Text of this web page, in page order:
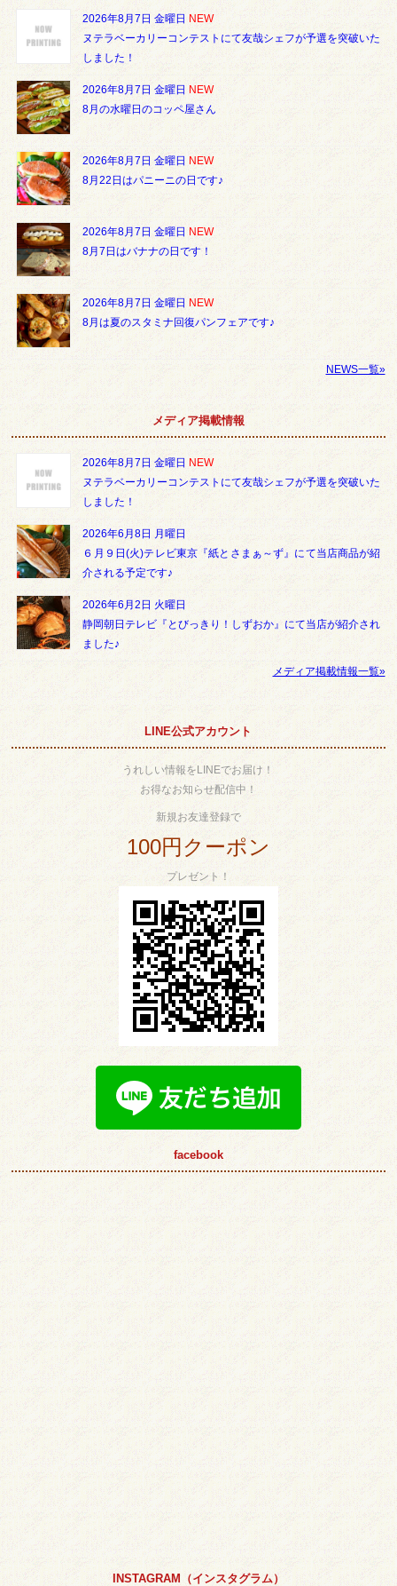
2026年8月7日 金曜日 NEW
ヌテラベーカリーコンテストにて友哉シェフが予選を突破いた
しました！
2026年8月7日 金曜日 NEW
8月の水曜日のコッペ屋さん
2026年8月7日 金曜日 NEW
8月22日はパニーニの日です♪
2026年8月7日 金曜日 NEW
8月7日はバナナの日です！
2026年8月7日 金曜日 NEW
8月は夏のスタミナ回復パンフェアです♪
NEWS一覧»
メディア掲載情報
2026年8月7日 金曜日 NEW
ヌテラベーカリーコンテストにて友哉シェフが予選を突破いた
しました！
2026年6月8日 月曜日
６月９日(火)テレビ東京『紙とさまぁ～ず』にて当店商品が紹
介される予定です♪
2026年6月2日 火曜日
静岡朝日テレビ『とびっきり！しずおか』にて当店が紹介され
ました♪
メディア掲載情報一覧»
LINE公式アカウント
うれしい情報をLINEでお届け！
お得なお知らせ配信中！
新規お友達登録で
100円クーポン
プレゼント！
facebook
INSTAGRAM（インスタグラム）